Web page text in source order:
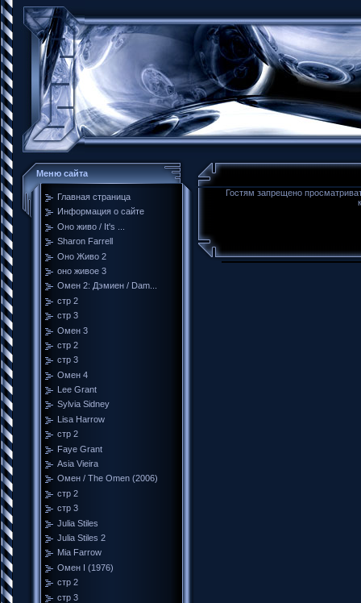
Меню сайта
Главная страница
Информация о сайте
Оно живо / It's ...
Sharon Farrell
Оно Живо 2
оно живое 3
Омен 2: Дэмиен / Dam...
стр 2
стр 3
Омен 3
стр 2
стр 3
Омен 4
Lee Grant
Sylvia Sidney
Lisa Harrow
стр 2
Faye Grant
Asia Vieira
Омен / The Omen (2006)
стр 2
стр 3
Julia Stiles
Julia Stiles 2
Mia Farrow
Омен I (1976)
стр 2
стр 3
Гостям запрещено